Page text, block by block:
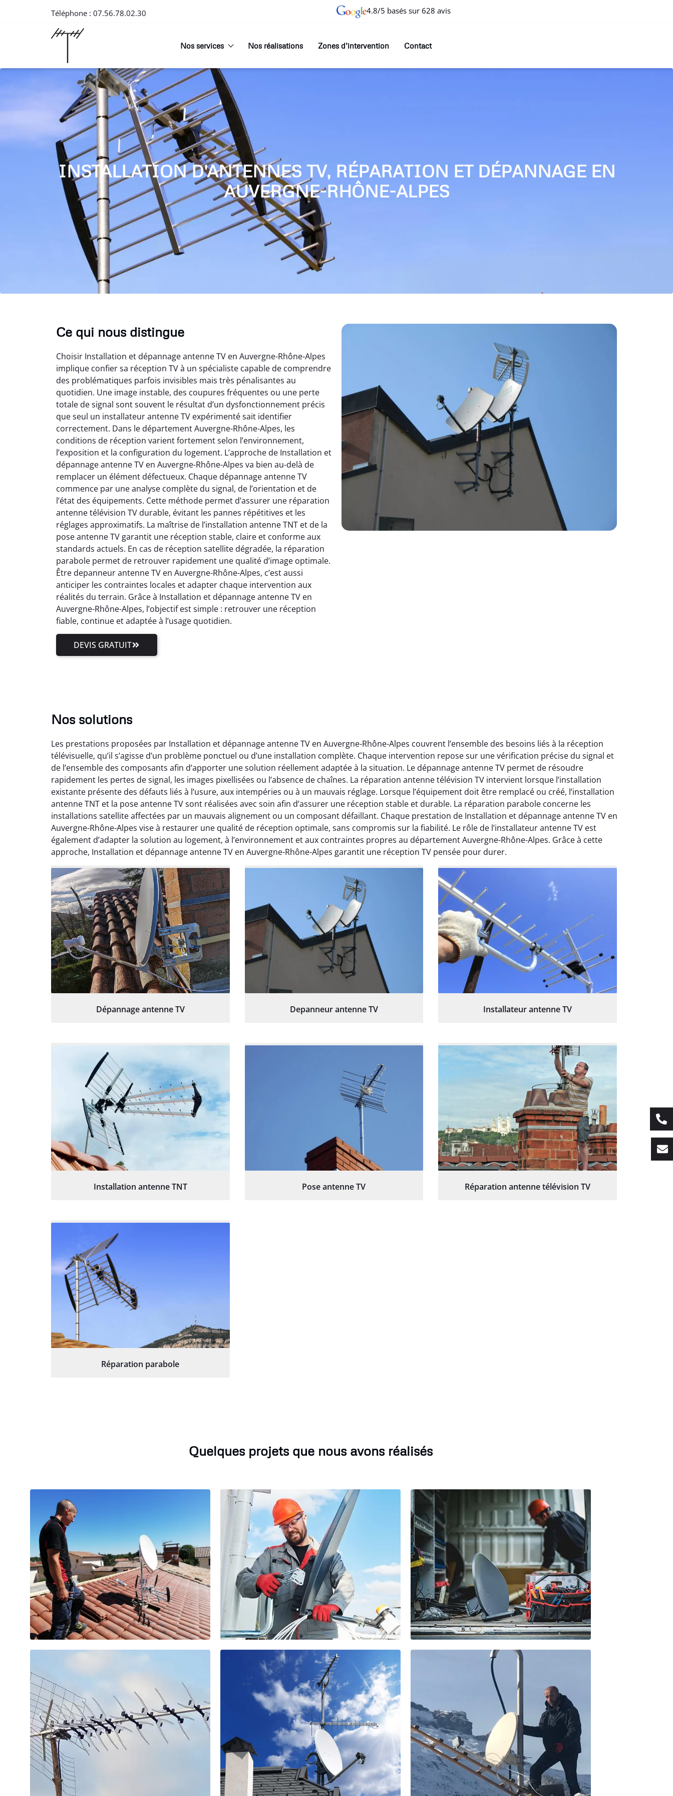
Téléphone : 07.56.78.02.30 4.8/5 basés sur 628 avis
Nos services Nos réalisations Zones d’intervention Contact
INSTALLATION D'ANTENNES TV, RÉPARATION ET DÉPANNAGE EN
AUVERGNE-RHÔNE-ALPES
Ce qui nous distingue
Choisir Installation et dépannage antenne TV en Auvergne-Rhône-Alpes
implique confier sa réception TV à un spécialiste capable de comprendre
des problématiques parfois invisibles mais très pénalisantes au
quotidien. Une image instable, des coupures fréquentes ou une perte
totale de signal sont souvent le résultat d’un dysfonctionnement précis
que seul un installateur antenne TV expérimenté sait identifier
correctement. Dans le département Auvergne-Rhône-Alpes, les
conditions de réception varient fortement selon l’environnement,
l’exposition et la configuration du logement. L’approche de Installation et
dépannage antenne TV en Auvergne-Rhône-Alpes va bien au-delà de
remplacer un élément défectueux. Chaque dépannage antenne TV
commence par une analyse complète du signal, de l’orientation et de
l’état des équipements. Cette méthode permet d’assurer une réparation
antenne télévision TV durable, évitant les pannes répétitives et les
réglages approximatifs. La maîtrise de l’installation antenne TNT et de la
pose antenne TV garantit une réception stable, claire et conforme aux
standards actuels. En cas de réception satellite dégradée, la réparation
parabole permet de retrouver rapidement une qualité d’image optimale.
Être depanneur antenne TV en Auvergne-Rhône-Alpes, c’est aussi
anticiper les contraintes locales et adapter chaque intervention aux
réalités du terrain. Grâce à Installation et dépannage antenne TV en
Auvergne-Rhône-Alpes, l’objectif est simple : retrouver une réception
fiable, continue et adaptée à l’usage quotidien.
DEVIS GRATUIT
Nos solutions
Les prestations proposées par Installation et dépannage antenne TV en Auvergne-Rhône-Alpes couvrent l’ensemble des besoins liés à la réception
télévisuelle, qu’il s’agisse d’un problème ponctuel ou d’une installation complète. Chaque intervention repose sur une vérification précise du signal et
de l’ensemble des composants afin d’apporter une solution réellement adaptée à la situation. Le dépannage antenne TV permet de résoudre
rapidement les pertes de signal, les images pixellisées ou l’absence de chaînes. La réparation antenne télévision TV intervient lorsque l’installation
existante présente des défauts liés à l’usure, aux intempéries ou à un mauvais réglage. Lorsque l’équipement doit être remplacé ou créé, l’installation
antenne TNT et la pose antenne TV sont réalisées avec soin afin d’assurer une réception stable et durable. La réparation parabole concerne les
installations satellite affectées par un mauvais alignement ou un composant défaillant. Chaque prestation de Installation et dépannage antenne TV en
Auvergne-Rhône-Alpes vise à restaurer une qualité de réception optimale, sans compromis sur la fiabilité. Le rôle de l’installateur antenne TV est
également d’adapter la solution au logement, à l’environnement et aux contraintes propres au département Auvergne-Rhône-Alpes. Grâce à cette
approche, Installation et dépannage antenne TV en Auvergne-Rhône-Alpes garantit une réception TV pensée pour durer.
Dépannage antenne TV Depanneur antenne TV Installateur antenne TV
Installation antenne TNT Pose antenne TV Réparation antenne télévision TV
Réparation parabole
Quelques projets que nous avons réalisés